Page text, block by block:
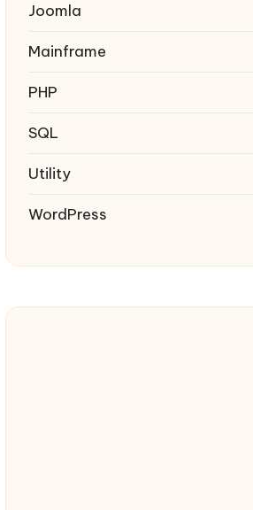
Joomla
Mainframe
PHP
SQL
Utility
WordPress